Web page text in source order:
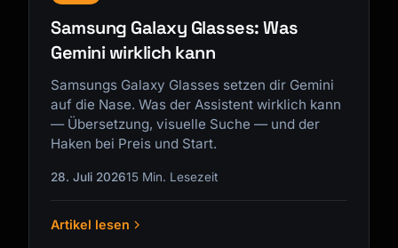
Samsung Galaxy Glasses: Was
Gemini wirklich kann
Samsungs Galaxy Glasses setzen dir Gemini
auf die Nase. Was der Assistent wirklich kann
— Übersetzung, visuelle Suche — und der
Haken bei Preis und Start.
28. Juli 202615 Min. Lesezeit
Artikel lesen